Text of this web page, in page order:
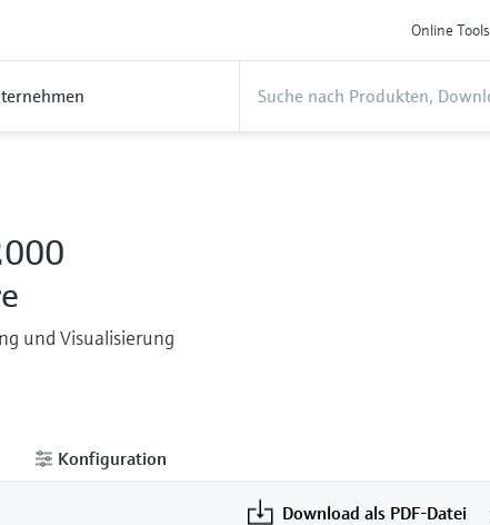
Online Tools
und Visualisierung
Konfiguration
Download als PDF-Datei